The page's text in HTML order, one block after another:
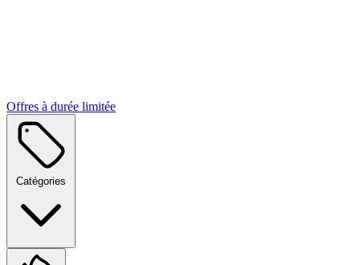
Offres à durée limitée
Catégories